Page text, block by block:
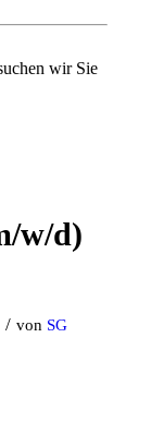
wir Sie
w/d)
/ von SG